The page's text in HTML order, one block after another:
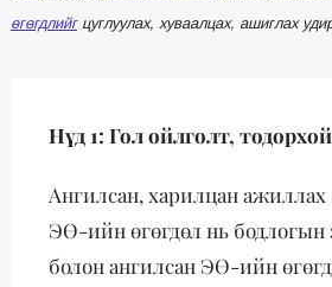
өгөгдлийг цуглуулах, хуваалцах, ашиглах
Нүд 1: Гол ойлголт,
Ангилсан, харилцан
ЭӨ-ийн өгөгдөл нь бодлогын
болон ангилсан ЭӨ-ийн